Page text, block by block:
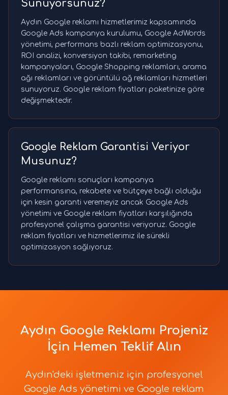
Sunuyorsunuz?
Aydın Google reklamı hizmetlerimiz kapsamında
Google Ads kampanya kurulumu, Google AdWords
yönetimi, performans bazlı reklam optimizasyonu,
ROI analizi, konversiyon takibi, remarketing
kampanyaları, Google Shopping reklamları, arama
ağı reklamları ve görüntülü ağ reklamları hizmetleri
sunuyoruz. Google reklam fiyatları paketinize göre
değişmektedir.
Google Reklam Garantisi Veriyor
Musunuz?
Google reklamı sonuçları kampanya
performansına, rekabete ve bütçeye bağlı olduğu
için kesin garanti veremeyiz ancak Google Ads
yönetimi ve Google reklam fiyatları karşılığında
profesyonel çalışma garantisi veriyoruz. Google
reklam fiyatları ve hizmetlerimiz ile sürekli
optimizasyon sağlıyoruz.
Aydın Google Reklamı Projeniz
İçin Hemen Teklif Alın
Aydın'deki işletmeniz için profesyonel
Google Ads yönetimi ve Google reklam